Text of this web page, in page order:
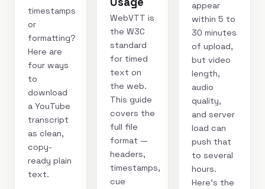
timestamps
or
formatting?
Here are
four ways
to
download
a YouTube
transcript
as clean,
copy-
ready plain
text.
WebVTT is
the W3C
standard
for timed
text on
the web.
This guide
covers the
full file
format —
headers,
timestamps,
cue
appear
within 5 to
30 minutes
of upload,
but video
length,
audio
quality,
and server
load can
push that
to several
hours.
Here's the